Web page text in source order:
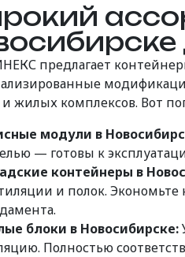
предлагает
и жилых комплексов. Вот
модули в
— готовы к
контейнеры в
и полок.
блоки в Новосибирске:
Полностью